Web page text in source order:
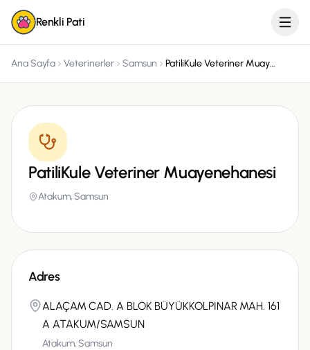
Renkli Pati
Ana Sayfa Veterinerler Samsun PatiliKule Veteriner Muayenehanesi
PatiliKule Veteriner Muayenehanesi
Atakum,Samsun
Adres
ALAÇAM CAD. A BLOK BÜYÜKKOLPINAR MAH. 161
A ATAKUM/SAMSUN
Atakum,Samsun